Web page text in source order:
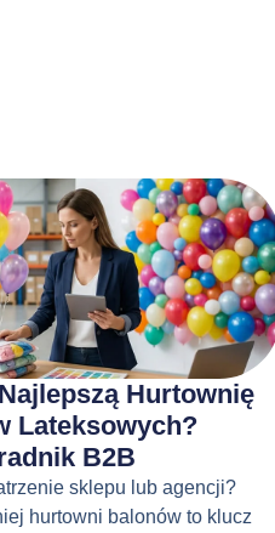
Hurtownię
Lateksowych?
B2B
sklepu lub agencji?
hurtowni balonów to klucz